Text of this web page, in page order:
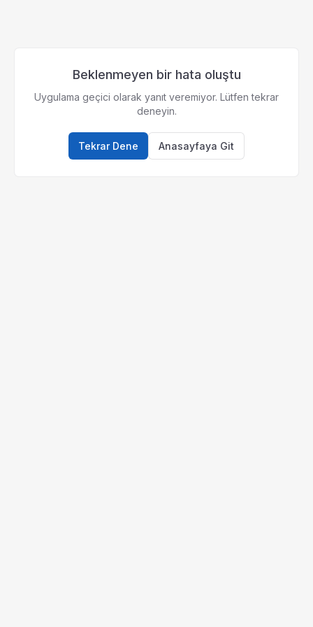
Beklenmeyen bir hata oluştu
Uygulama geçici olarak yanıt veremiyor. Lütfen tekrar
deneyin.
Tekrar Dene Anasayfaya Git